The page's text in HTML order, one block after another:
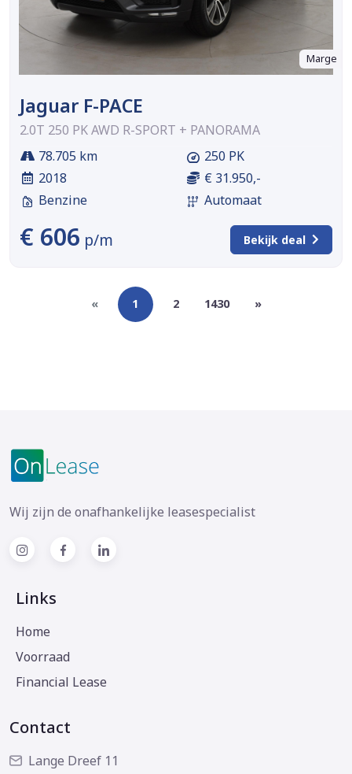
Marge
Jaguar F-PACE
2.0T 250 PK AWD R-SPORT + PANORAMA
78.705 km
2018
Benzine
250 PK
€ 31.950,-
Automaat
€ 606 p/m Bekijk deal
« 1 2 1430 »
Wij zijn de onafhankelijke leasespecialist
Links
Home
Voorraad
Financial Lease
Contact
Lange Dreef 11